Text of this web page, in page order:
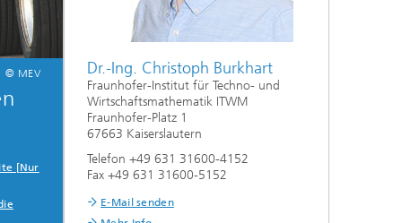
Operations Research:
Produktionsplanung und -steuerung
© MEV
[Nur
Dr.-Ing. Christoph Burkhart
Fraunhofer-Institut für Techno- und
Wirtschaftsmathematik ITWM
Fraunhofer-Platz 1
67663 Kaiserslautern
Telefon +49 631 31600-4152
Fax +49 631 31600-5152
E-Mail senden